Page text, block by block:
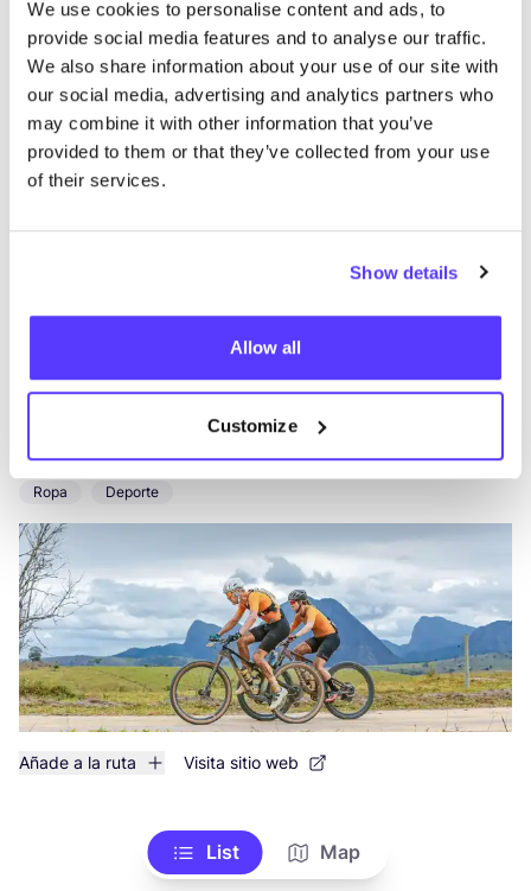
We use cookies to personalise content and ads, to
provide social media features and to analyse our traffic.
We also share information about your use of our site with
our social media, advertising and analytics partners who
may combine it with other information that you’ve
provided to them or that they’ve collected from your use
of their services.
Show details
Allow all
Customize
Terra Cotta
Sint-Dionysiusstraat 44, Gent
2a Mano Ropa +1
Añade a la ruta Visita sitio web
like
Maison Poulain
Ropa Deporte
Añade a la ruta Visita sitio web
like
List Map